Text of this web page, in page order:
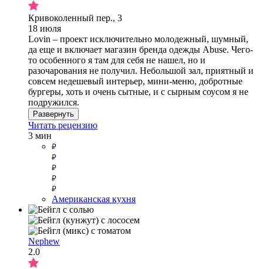
Кривоколенный пер., 3
18 июля
Lovin – проект исключительно молодежный, шумный,
да еще и включает магазин бренда одежды Abuse. Чего-
то особенного я там для себя не нашел, но и
разочарования не получил. Небольшой зал, приятный и
совсем недешевый интерьер, мини-меню, добротные
бургеры, хоть и очень сытные, и с сырным соусом я не
подружился.
Развернуть
Читать рецензию
3 мин
Американская кухня
Nephew
2.0